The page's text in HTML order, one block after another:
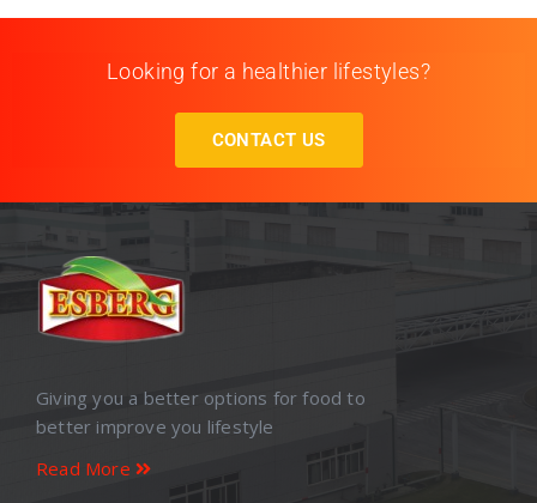
Looking for a healthier lifestyles?
CONTACT US
Giving you a better options for food to
better improve you lifestyle
Read More